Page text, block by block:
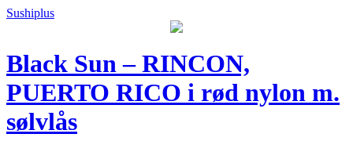
Sushiplus
Black Sun – RINCON,
PUERTO RICO i rød nylon m.
sølvlås